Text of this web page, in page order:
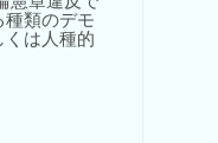
類のデモ
は人種的